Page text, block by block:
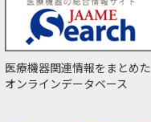
医療機器関連情報をまとめた
オンラインデータベース